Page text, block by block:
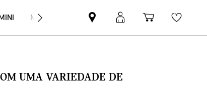
MINI Empresas
Pesquisar
parceiro
Iniciar
sessão
Carrinho
de
UMA VARIEDADE DE